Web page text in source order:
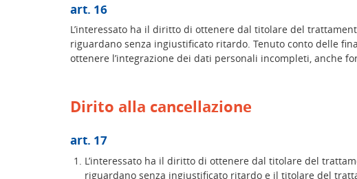
art. 16
L’interessato ha il diritto di ottenere dal titolare del
riguardano senza ingiustificato ritardo. Tenuto conto delle
ottenere l’integrazione dei dati personali incompleti, anche
Dirito alla cancellazione
art. 17
L’interessato ha il diritto di ottenere dal titolare del
riguardano senza ingiustificato ritardo e il titolare del